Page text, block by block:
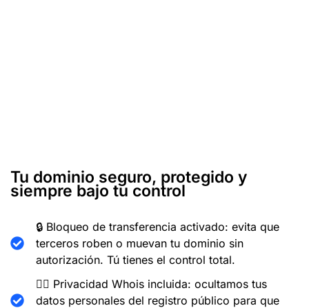
Tu dominio seguro, protegido y
siempre bajo tu control
🔒 Bloqueo de transferencia activado: evita que
terceros roben o muevan tu dominio sin
autorización. Tú tienes el control total.
🕵️‍♂️ Privacidad Whois incluida: ocultamos tus
datos personales del registro público para que